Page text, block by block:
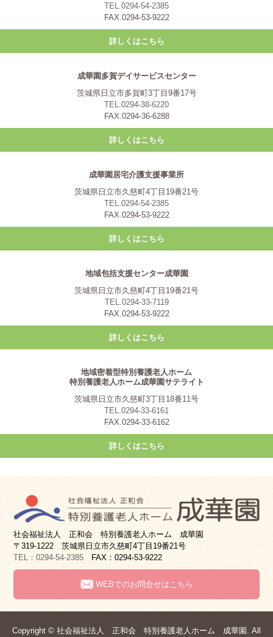
TEL.0294-54-2385
FAX.0294-53-9222
詳しくはこちら
成華園多賀デイサービスセンター
茨城県日立市多賀町3丁目9番17号
TEL.0294-38-6220
FAX.0294-36-6288
詳しくはこちら
成華園居宅介護支援事業所
茨城県日立市久慈町4丁目19番21号
TEL.0294-54-2385
FAX.0294-53-9222
詳しくはこちら
地域包括支援センター成華園
茨城県日立市久慈町4丁目19番21号
TEL.0294-33-7119
FAX.0294-53-9222
詳しくはこちら
地域密着型特別養護老人ホーム
特別養護老人ホーム成華園サテライト
茨城県日立市久慈町3丁目18番11号
TEL.0294-33-6161
FAX.0294-33-6162
詳しくはこちら
社会福祉法人 正和会 特別養護老人ホーム 成華園
〒319-1222 茨城県日立市久慈町4丁目19番21号
TEL：0294-54-2385 FAX：0294-53-9222
WEBでのお問合せはこちら
Copyright © 社会福祉法人 正和会 特別養護老人ホーム 成華園. All